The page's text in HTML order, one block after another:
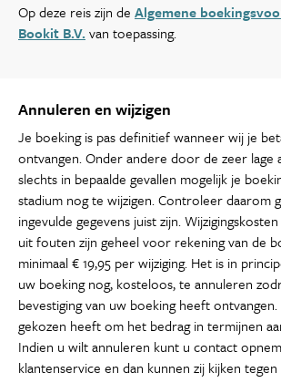
Op deze reis zijn de Algemene
Bookit B.V. van toepassing.
Annuleren en wijzigen
Je boeking is pas definitief wanneer wij je
ontvangen. Onder andere door de zeer lage
slechts in bepaalde gevallen mogelijk je
stadium nog te wijzigen. Controleer daarom
ingevulde gegevens juist zijn.
uit fouten zijn geheel voor rekening van de
minimaal € 19,95 per wijziging. Het is in
uw boeking nog, kosteloos, te annuleren
bevestiging van uw boeking heeft
gekozen heeft om het bedrag in termijnen
Indien u wilt annuleren kunt u contact
klantenservice en dan kunnen zij kijken